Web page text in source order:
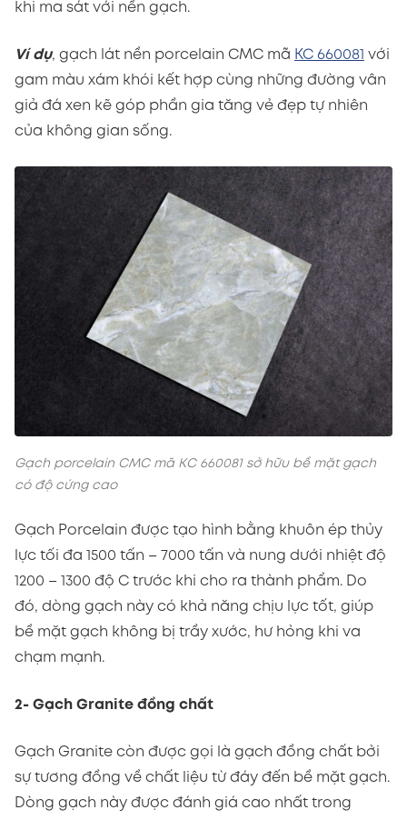
khi ma sát với nền gạch.
Ví dụ, gạch lát nền porcelain CMC mã KC 660081 với
gam màu xám khói kết hợp cùng những đường vân
giả đá xen kẽ góp phần gia tăng vẻ đẹp tự nhiên
của không gian sống.
Gạch porcelain CMC mã KC 660081 sở hữu bề mặt gạch
có độ cứng cao
Gạch Porcelain được tạo hình bằng khuôn ép thủy
lực tối đa 1500 tấn – 7000 tấn và nung dưới nhiệt độ
1200 – 1300 độ C trước khi cho ra thành phẩm. Do
đó, dòng gạch này có khả năng chịu lực tốt, giúp
bề mặt gạch không bị trầy xước, hư hỏng khi va
chạm mạnh.
2- Gạch Granite đồng chất
Gạch Granite còn được gọi là gạch đồng chất bởi
sự tương đồng về chất liệu từ đáy đến bề mặt gạch.
Dòng gạch này được đánh giá cao nhất trong